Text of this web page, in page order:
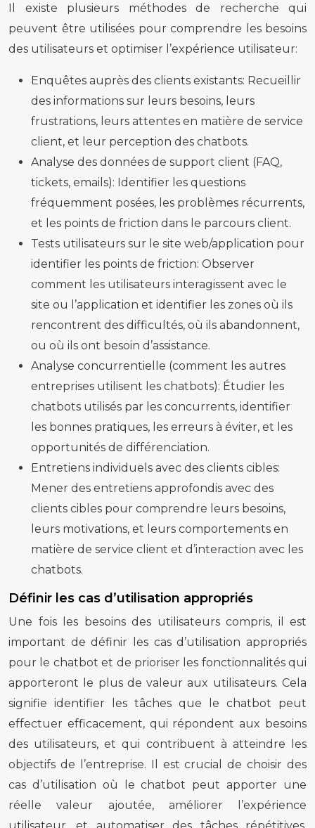
Il existe plusieurs méthodes de recherche qui
peuvent être utilisées pour comprendre les besoins
des utilisateurs et optimiser l’expérience utilisateur:
Enquêtes auprès des clients existants: Recueillir
des informations sur leurs besoins, leurs
frustrations, leurs attentes en matière de service
client, et leur perception des chatbots.
Analyse des données de support client (FAQ,
tickets, emails): Identifier les questions
fréquemment posées, les problèmes récurrents,
et les points de friction dans le parcours client.
Tests utilisateurs sur le site web/application pour
identifier les points de friction: Observer
comment les utilisateurs interagissent avec le
site ou l’application et identifier les zones où ils
rencontrent des difficultés, où ils abandonnent,
ou où ils ont besoin d’assistance.
Analyse concurrentielle (comment les autres
entreprises utilisent les chatbots): Étudier les
chatbots utilisés par les concurrents, identifier
les bonnes pratiques, les erreurs à éviter, et les
opportunités de différenciation.
Entretiens individuels avec des clients cibles:
Mener des entretiens approfondis avec des
clients cibles pour comprendre leurs besoins,
leurs motivations, et leurs comportements en
matière de service client et d’interaction avec les
chatbots.
Définir les cas d’utilisation appropriés
Une fois les besoins des utilisateurs compris, il est
important de définir les cas d’utilisation appropriés
pour le chatbot et de prioriser les fonctionnalités qui
apporteront le plus de valeur aux utilisateurs. Cela
signifie identifier les tâches que le chatbot peut
effectuer efficacement, qui répondent aux besoins
des utilisateurs, et qui contribuent à atteindre les
objectifs de l’entreprise. Il est crucial de choisir des
cas d’utilisation où le chatbot peut apporter une
réelle valeur ajoutée, améliorer l’expérience
utilisateur, et automatiser des tâches répétitives.